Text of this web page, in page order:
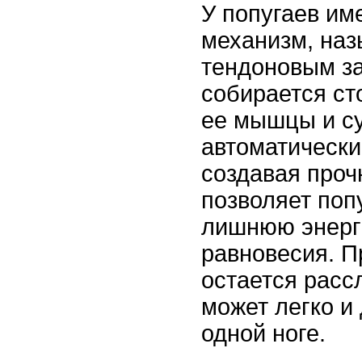
У попугаев
механизм,
тендоновым
собирается
ее мышцы и
создавая
позволяет
лишнюю
равновесия.
остается
может легко и
одной ноге.